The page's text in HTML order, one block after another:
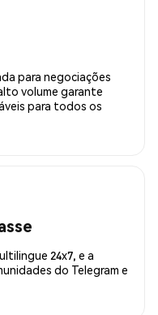
para negociações
volume garante
para todos os
24x7, e a
do Telegram e